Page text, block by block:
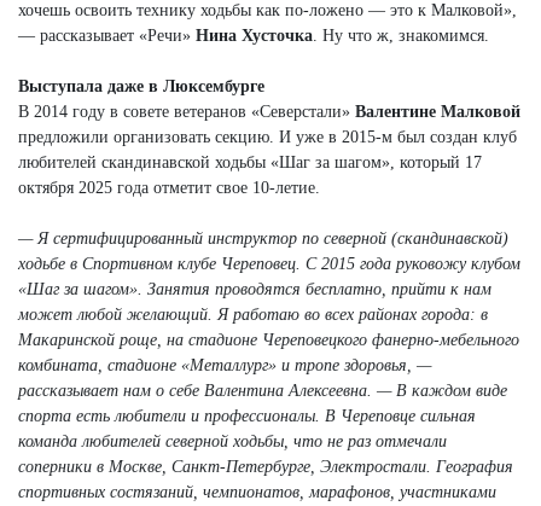
хочешь освоить технику ходьбы как по-ложено — это к Малковой»,
— рассказывает «Речи» Нина Хусточка . Ну что ж, знакомимся.
Выступала даже в Люксембурге
В 2014 году в совете ветеранов «Северстали» Валентине Малковой
предложили организовать секцию. И уже в 2015-м был создан клуб
любителей скандинавской ходьбы «Шаг за шагом», который 17
октября 2025 года отметит свое 10-летие.
— Я сертифицированный инструктор по северной (скандинавской)
ходьбе в Спортивном клубе Череповец. С 2015 года руковожу клубом
«Шаг за шагом». Занятия проводятся бесплатно, прийти к нам
может любой желающий. Я работаю во всех районах города: в
Макаринской роще, на стадионе Череповецкого фанерно-мебельного
комбината, стадионе «Металлург» и тропе здоровья, —
рассказывает нам о себе Валентина Алексеевна. — В каждом виде
спорта есть любители и профессионалы. В Череповце сильная
команда любителей северной ходьбы, что не раз отмечали
соперники в Москве, Санкт-Петербурге, Электростали. География
спортивных состязаний, чемпионатов, марафонов, участниками